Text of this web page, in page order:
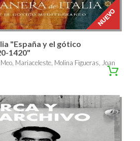
"España y el gótico
1420"
Mariaceleste, Molina Figueras, Joan